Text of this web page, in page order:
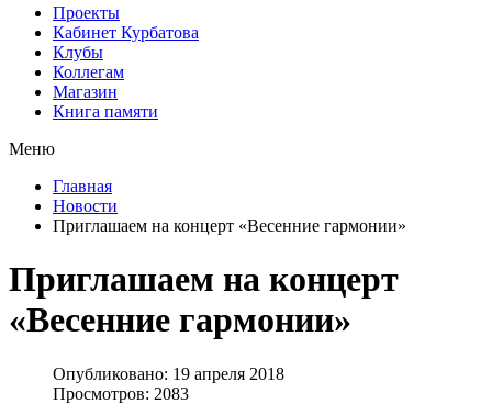
Проекты
Кабинет Курбатова
Клубы
Коллегам
Магазин
Книга памяти
Меню
Главная
Новости
Приглашаем на концерт «Весенние гармонии»
Приглашаем на концерт
«Весенние гармонии»
Опубликовано: 19 апреля 2018
Просмотров: 2083